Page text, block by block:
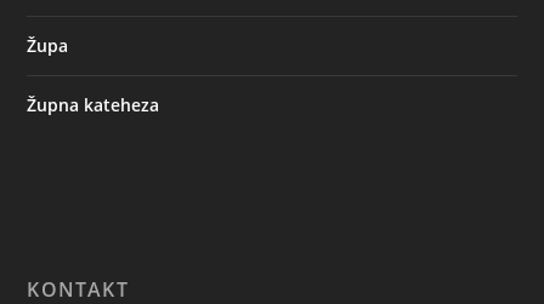
Župa
Župna kateheza
KONTAKT